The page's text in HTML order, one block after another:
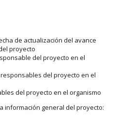
de actualización del avance
proyecto
del proyecto en el
del proyecto en el
del proyecto en el organismo
información general del proyecto: